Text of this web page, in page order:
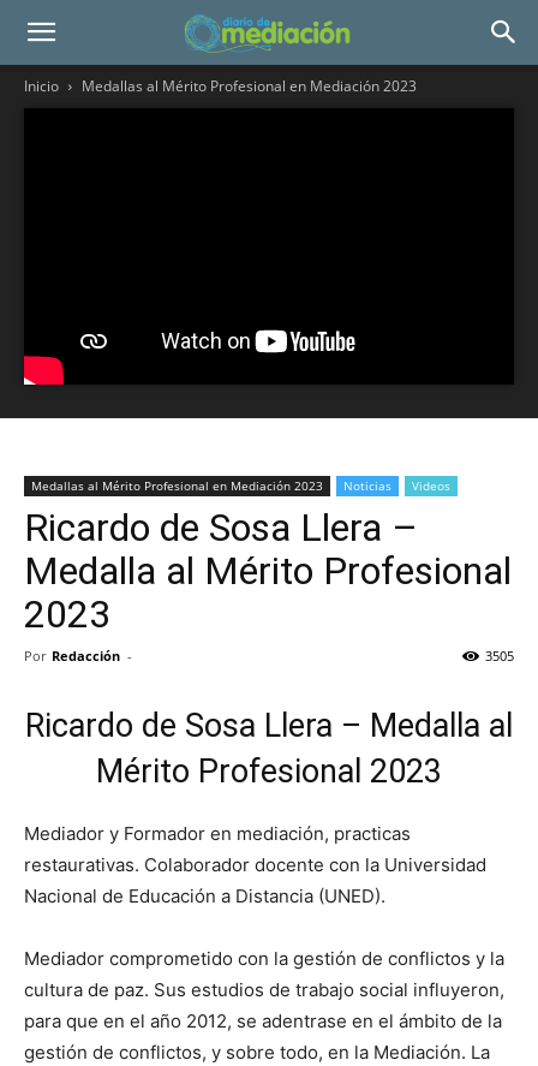
Inicio Medallas al Mérito Profesional en Mediación 2023
Medallas al Mérito Profesional en Mediación 2023 Noticias Videos
Ricardo de Sosa Llera –
Medalla al Mérito Profesional
2023
Por Redacción - 3505
Ricardo de Sosa Llera – Medalla al
Mérito Profesional 2023
Mediador y Formador en mediación, practicas
restaurativas. Colaborador docente con la Universidad
Nacional de Educación a Distancia (UNED).
Mediador comprometido con la gestión de conflictos y la
cultura de paz. Sus estudios de trabajo social influyeron,
para que en el año 2012, se adentrase en el ámbito de la
gestión de conflictos, y sobre todo, en la Mediación. La